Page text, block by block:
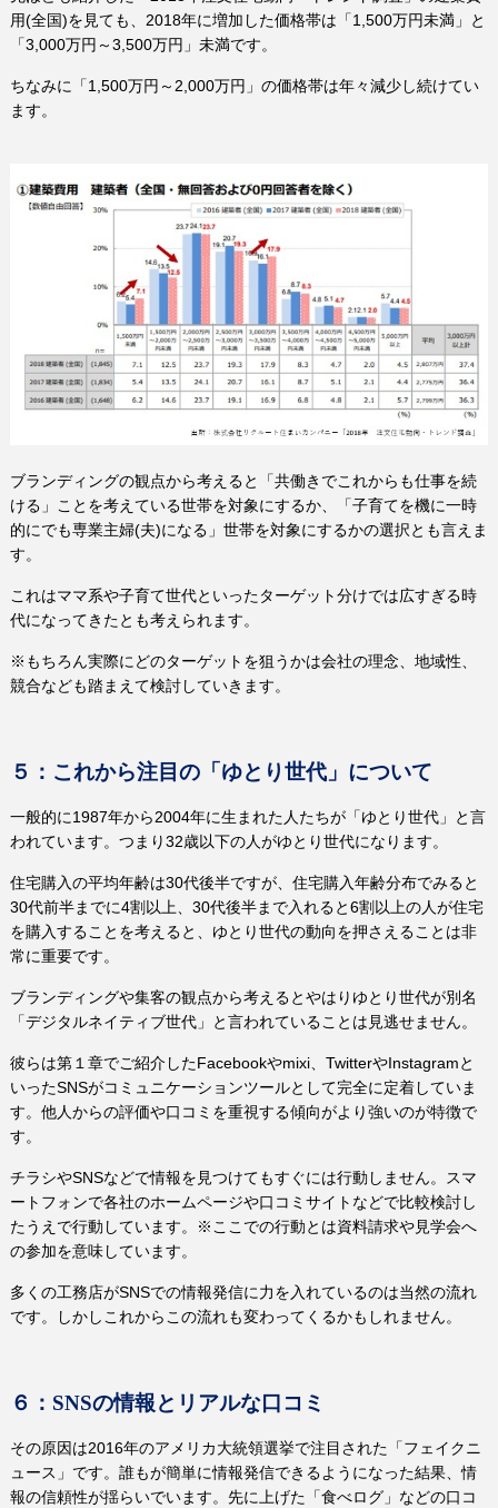
用(全国)を見ても、 2018年に増加した価格帯は「1,500万円未満」と
「3,000万円～3,500万円」未満です。
ちなみに「1,500万円～ 2,000万円」の価格帯は年々減少し続けてい
ます。
ブランディングの観点から考えると「共働きでこれからも仕事を続
ける」ことを考えている世帯を対象にするか、「子育てを機に一時
的にでも専業主婦(夫)になる」世帯を対象にするかの選択とも言えま
す。
これはママ系や子育て世代といったターゲット分けでは広すぎる時
代になってきたとも考えられます。
※もちろん実際にどのターゲットを狙うかは会社の理念、地域性、
競合なども踏まえて検討していきます。
５：これから注目の「ゆとり世代」について
一般的に1987年から2004年に生まれた人たちが「ゆとり世代」と言
われています。つまり32歳以下の人がゆとり世代になります。
住宅購入の平均年齢は30代後半ですが、住宅購入年齢分布でみると
30代前半までに4割以上、 30代後半まで入れると6割以上の人が住宅
を購入することを考えると、ゆとり世代の動向を押さえることは非
常に重要です。
ブランディングや集客の観点から考えるとやはりゆとり世代が別名
「デジタルネイティブ世代」と言われていることは見逃せません。
彼らは第１章でご紹介したFacebookやmixi、 TwitterやInstagramと
いったSNSがコミュニケーションツールとして完全に定着していま
す。他人からの評価や口コミを重視する傾向がより強いのが特徴で
す。
チラシやSNSなどで情報を見つけてもすぐには行動しません。スマ
ートフォンで各社のホームページや口コミサイトなどで比較検討し
たうえで行動しています。※ここでの行動とは資料請求や見学会へ
の参加を意味しています。
多くの工務店がSNSでの情報発信に力を入れているのは当然の流れ
です。しかしこれからこの流れも変わってくるかもしれません。
６： SNSの情報とリアルな口コミ
その原因は2016年のアメリカ大統領選挙で注目された「フェイクニ
ュース」です。誰もが簡単に情報発信できるようになった結果、情
報の信頼性が揺らいでいます。先に上げた「食べログ」などの口コ